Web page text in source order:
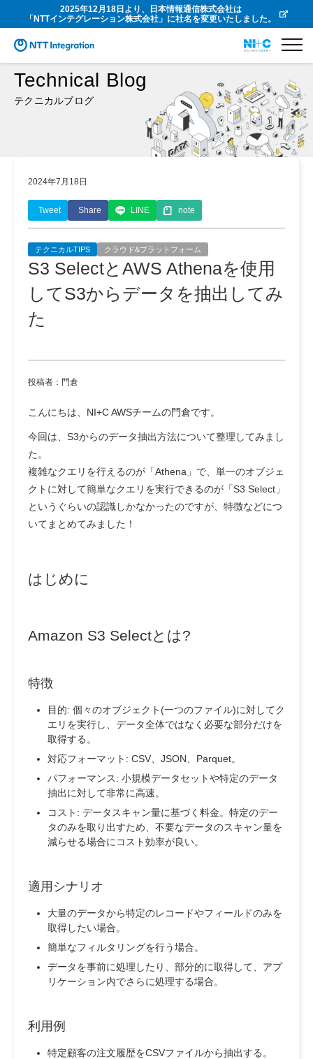
2025年12月18日より、日本情報通信株式会社は
「NTTインテグレーション株式会社」に社名を変更いたしました。
Technical Blog
テクニカルブログ
2024年7月18日
Tweet Share LINE note
テクニカルTIPS クラウド&プラットフォーム
S3 SelectとAWS Athenaを使用
してS3からデータを抽出してみ
た
投稿者：門倉
こんにちは、NI+C AWSチームの門倉です。
今回は、S3からのデータ抽出方法について整理してみまし
た。
複雑なクエリを行えるのが「Athena」 で、単一のオブジェ
クトに対して簡単なクエリを実行できるのが「S3 Select」
というぐらいの認識しかなかったのですが、特徴などにつ
いてまとめてみました！
はじめに
Amazon S3 Selectとは?
特徴
目的: 個々のオブジェクト(一つのファイル)に対してク
エリを実行し、データ全体ではなく必要な部分だけを
取得する。
対応フォーマット: CSV、JSON、Parquet。
パフォーマンス: 小規模データセットや特定のデータ
抽出に対して非常に高速。
コスト: データスキャン量に基づく料金。特定のデー
タのみを取り出すため、不要なデータのスキャン量を
減らせる場合にコスト効率が良い。
適用シナリオ
大量のデータから特定のレコードやフィールドのみを
取得したい場合。
簡単なフィルタリングを行う場合。
データを事前に処理したり、部分的に取得して、アプ
リケーション内でさらに処理する場合。
利用例
特定顧客の注文履歴をCSVファイルから抽出する。